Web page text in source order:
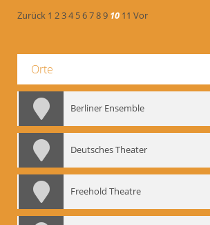
Zurück 1 234 56789 10 11 Vor
Orte
Berliner Ensemble
Deutsches Theater
Freehold Theatre